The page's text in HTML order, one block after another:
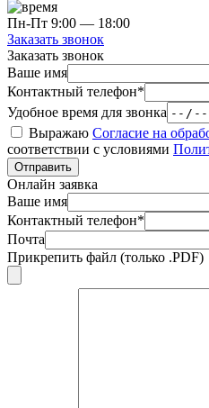
Пн-Пт 9:00 — 18:00
Заказать звонок
Заказать звонок
Ваше имя
Контактный телефон*
Удобное время для звонка
Выражаю Согласие на
соответствии с условиями
Отправить
Онлайн заявка
Ваше имя
Контактный телефон*
Почта
Прикрепить файл (только .PDF)